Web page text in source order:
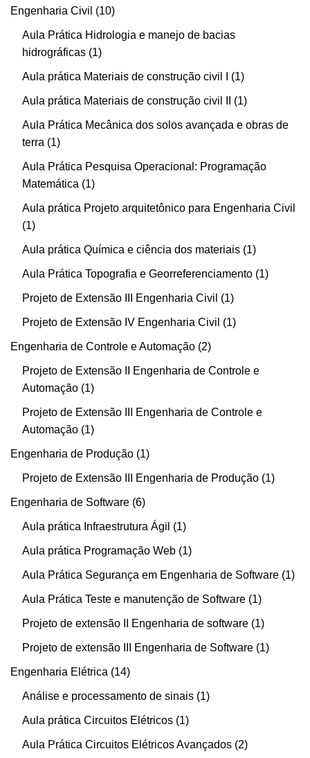
Engenharia Civil 10
Aula Prática Hidrologia e manejo de bacias
hidrográficas 1
Aula prática Materiais de construção civil I 1
Aula prática Materiais de construção civil II 1
Aula Prática Mecânica dos solos avançada e obras de
terra
1
Aula Prática Pesquisa Operacional: Programação
Matemática
1
Aula prática Projeto arquitetônico para Engenharia Civil
1
Aula prática Química e ciência dos materiais 1
Aula Prática Topografia e Georreferenciamento 1
Projeto de Extensão III Engenharia Civil 1
Projeto de Extensão IV Engenharia Civil 1
Engenharia de Controle e Automação 2
Projeto de Extensão II Engenharia de Controle e
Automação 1
Projeto de Extensão III Engenharia de Controle e
Automação 1
Engenharia de Produção 1
Projeto de Extensão III Engenharia de Produção 1
Engenharia de Software 6
Aula prática Infraestrutura Ágil 1
Aula prática Programação Web 1
Aula Prática Segurança em Engenharia de Software 1
Aula Prática Teste e manutenção de Software 1
Projeto de extensão II Engenharia de software 1
Projeto de extensão III Engenharia de Software 1
Engenharia Elétrica 14
Análise e processamento de sinais 1
Aula prática Circuitos Elétricos 1
Aula Prática Circuitos Elétricos Avançados 2